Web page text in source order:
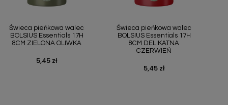
Świeca pieńkowa walec
BOLSIUS Essentials 17H
8CM ZIELONA OLIWKA
Cena
5,45 zł
Świeca pieńkowa walec
BOLSIUS Essentials 17H
8CM DELIKATNA
CZERWIEŃ
Cena
5,45 zł